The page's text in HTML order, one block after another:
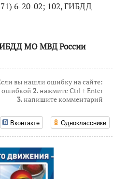
6-20-02; 102, ГИБДД
МО МВД России
вы нашли ошибку на сайте:
ошибкой 2.нажмите Ctrl + Enter
3.напишите комментарий
Вконтакте Одноклассники